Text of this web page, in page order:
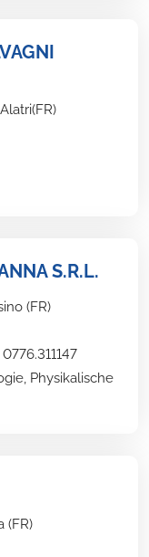
S.R.L.
(FR)
Physikalische
(FR)